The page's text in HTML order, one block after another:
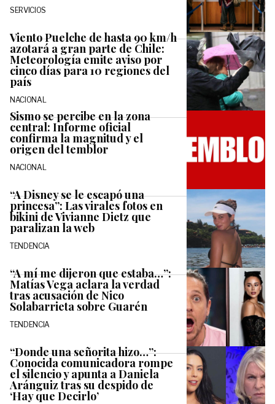
SERVICIOS
Viento Puelche de hasta 90 km/h
azotará a gran parte de Chile:
Meteorología emite aviso por
cinco días para 10 regiones del
país
NACIONAL
Sismo se percibe en la zona
central: Informe oficial
confirma la magnitud y el
origen del temblor
NACIONAL
“A Disney se le escapó una
princesa”: Las virales fotos en
bikini de Vivianne Dietz que
paralizan la web
TENDENCIA
“A mí me dijeron que estaba…”:
Matías Vega aclara la verdad
tras acusación de Nico
Solabarrieta sobre Guarén
TENDENCIA
“Donde una señorita hizo…”:
Conocida comunicadora rompe
el silencio y apunta a Daniela
Aránguiz tras su despido de
‘Hay que Decirlo’